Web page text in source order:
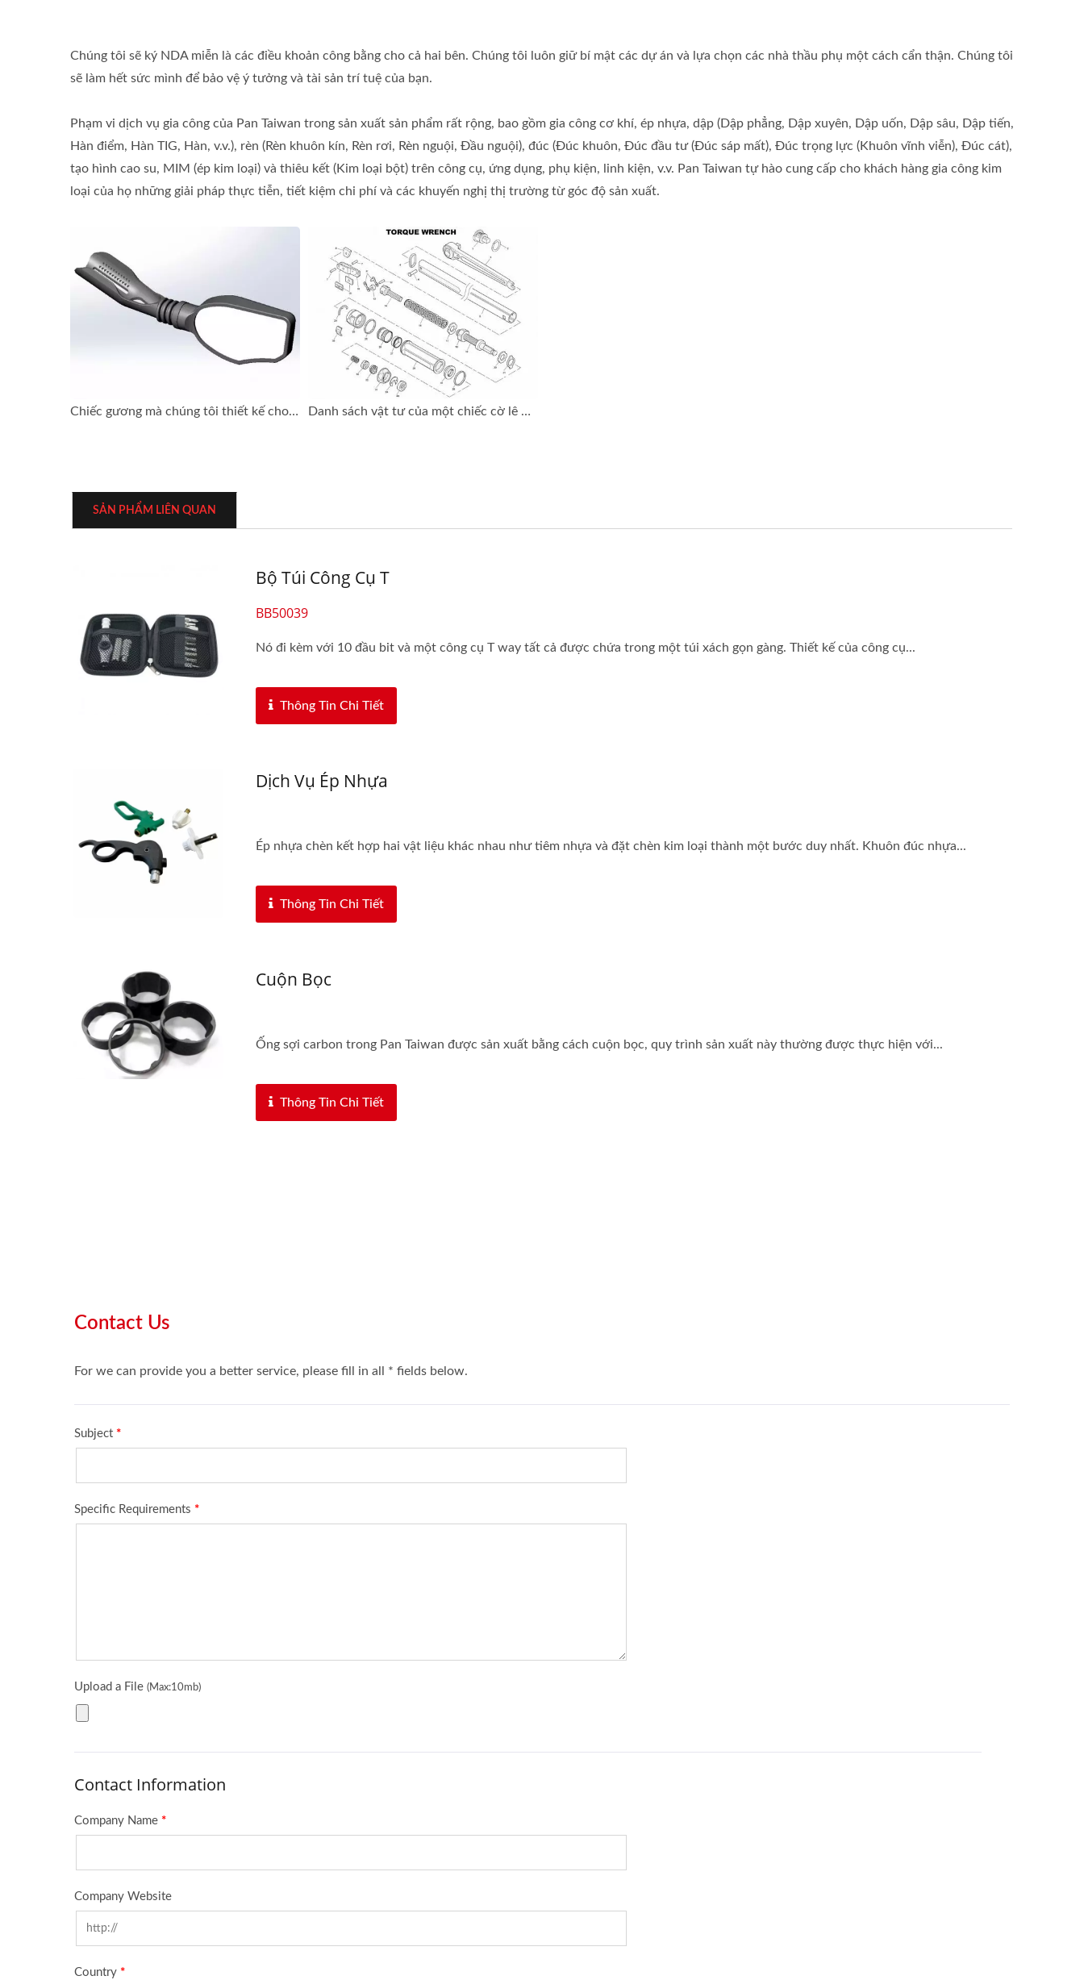
Chúng tôi sẽ ký NDA miễn là các điều khoản công bằng cho cả hai bên. Chúng tôi luôn giữ bí mật các dự án và lựa chọn các nhà thầu phụ một cách cẩn thận. Chúng tôi
sẽ làm hết sức mình để bảo vệ ý tưởng và tài sản trí tuệ của bạn.
Phạm vi dịch vụ gia công của Pan Taiwan trong sản xuất sản phẩm rất rộng, bao gồm gia công cơ khí, ép nhựa, dập (Dập phẳng, Dập xuyên, Dập uốn, Dập sâu, Dập tiến,
Hàn điểm, Hàn TIG, Hàn, v.v.), rèn (Rèn khuôn kín, Rèn rơi, Rèn nguội, Đầu nguội), đúc (Đúc khuôn, Đúc đầu tư (Đúc sáp mất), Đúc trọng lực (Khuôn vĩnh viễn), Đúc cát),
tạo hình cao su, MIM (ép kim loại) và thiêu kết (Kim loại bột) trên công cụ, ứng dụng, phụ kiện, linh kiện, v.v. Pan Taiwan tự hào cung cấp cho khách hàng gia công kim
loại của họ những giải pháp thực tiễn, tiết kiệm chi phí và các khuyến nghị thị trường từ góc độ sản xuất.
Chiếc gương mà chúng tôi thiết kế cho một chuỗi cửa hàng Danh sách vật tư của một chiếc cờ lê mô-men xoắn
SẢN PHẨM LIÊN QUAN
Bộ Túi Công Cụ T
BB50039
Nó đi kèm với 10 đầu bit và một công cụ T way tất cả được chứa trong một túi xách gọn gàng. Thiết kế của công cụ...
Thông Tin Chi Tiết
Dịch Vụ Ép Nhựa
Ép nhựa chèn kết hợp hai vật liệu khác nhau như tiêm nhựa và đặt chèn kim loại thành một bước duy nhất. Khuôn đúc nhựa...
Thông Tin Chi Tiết
Cuộn Bọc
Ống sợi carbon trong Pan Taiwan được sản xuất bằng cách cuộn bọc, quy trình sản xuất này thường được thực hiện với...
Thông Tin Chi Tiết